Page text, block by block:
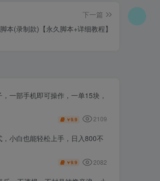
下一篇
本(录制款)【永久脚本+详细教程】
一部手机即可操作，一单15块，
￥9.9 2109
小白也能轻松上手，日入800不
￥9.9 2082